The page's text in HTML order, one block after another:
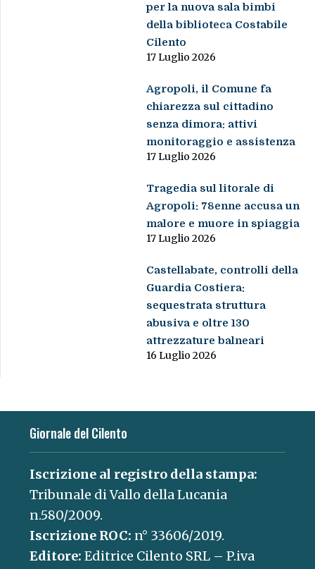
per la nuova sala bimbi
della biblioteca Costabile
Cilento
17 Luglio 2026
Agropoli, il Comune fa
chiarezza sul cittadino
senza dimora: attivi
monitoraggio e assistenza
17 Luglio 2026
Tragedia sul litorale di
Agropoli: 78enne accusa un
malore e muore in spiaggia
17 Luglio 2026
Castellabate, controlli della
Guardia Costiera:
sequestrata struttura
abusiva e oltre 130
attrezzature balneari
16 Luglio 2026
Giornale del Cilento
Iscrizione al registro della stampa:
Tribunale di Vallo della Lucania
n.580/2009.
Iscrizione ROC: n° 33606/2019.
Editore: Editrice Cilento SRL – P.iva